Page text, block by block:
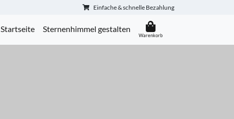
Einfache & schnelle Bezahlung
Startseite Sternenhimmel gestalten